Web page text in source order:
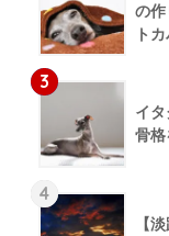
の作
ト
3
イ
骨格
4
【